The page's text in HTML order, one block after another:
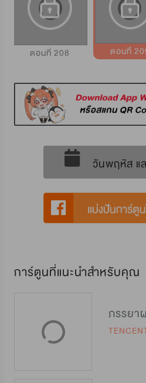
ตอนที่ 208 ตอนที่
วันพฤหัส แ
การ์ตูนที่แนะนำสำหรับคุณ
ภรรยา